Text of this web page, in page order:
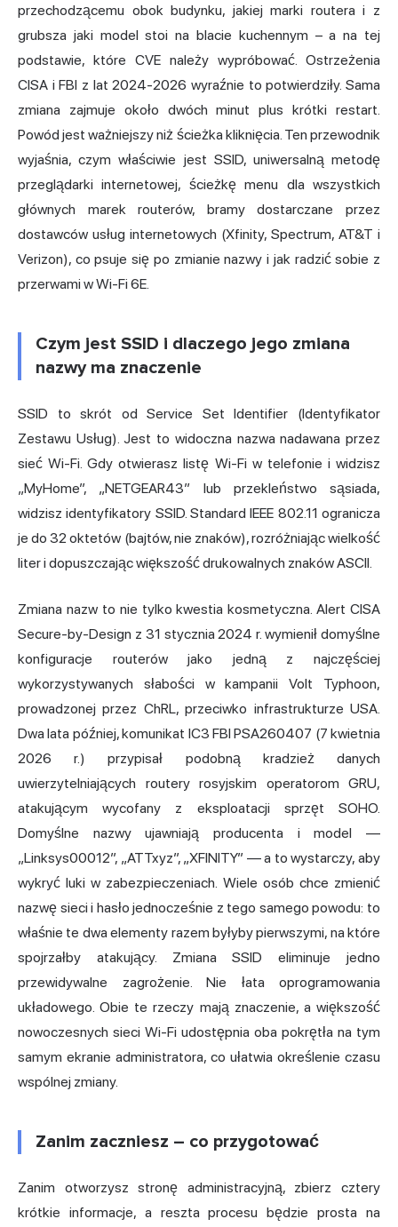
przechodzącemu obok budynku, jakiej marki routera i z
grubsza jaki model stoi na blacie kuchennym – a na tej
podstawie, które CVE należy wypróbować. Ostrzeżenia
CISA i FBI z lat 2024-2026 wyraźnie to potwierdziły. Sama
zmiana zajmuje około dwóch minut plus krótki restart.
Powód jest ważniejszy niż ścieżka kliknięcia. Ten przewodnik
wyjaśnia, czym właściwie jest SSID, uniwersalną metodę
przeglądarki internetowej, ścieżkę menu dla wszystkich
głównych marek routerów, bramy dostarczane przez
dostawców usług internetowych (Xfinity, Spectrum, AT&T i
Verizon), co psuje się po zmianie nazwy i jak radzić sobie z
przerwami w Wi-Fi 6E.
Czym jest SSID i dlaczego jego zmiana
nazwy ma znaczenie
SSID to skrót od Service Set Identifier (Identyfikator
Zestawu Usług). Jest to widoczna nazwa nadawana przez
sieć Wi-Fi. Gdy otwierasz listę Wi-Fi w telefonie i widzisz
„MyHome”, „NETGEAR43” lub przekleństwo sąsiada,
widzisz identyfikatory SSID. Standard IEEE 802.11 ogranicza
je do 32 oktetów (bajtów, nie znaków), rozróżniając wielkość
liter i dopuszczając większość drukowalnych znaków ASCII.
Zmiana nazw to nie tylko kwestia kosmetyczna. Alert CISA
Secure-by-Design z 31 stycznia 2024 r. wymienił domyślne
konfiguracje routerów jako jedną z najczęściej
wykorzystywanych słabości w kampanii Volt Typhoon,
prowadzonej przez ChRL, przeciwko infrastrukturze USA.
Dwa lata później, komunikat IC3 FBI PSA260407 (7 kwietnia
2026 r.) przypisał podobną kradzież danych
uwierzytelniających routery rosyjskim operatorom GRU,
atakującym wycofany z eksploatacji sprzęt SOHO.
Domyślne nazwy ujawniają producenta i model —
„Linksys00012”, „ATTxyz”, „XFINITY” — a to wystarczy, aby
wykryć luki w zabezpieczeniach. Wiele osób chce zmienić
nazwę sieci i hasło jednocześnie z tego samego powodu: to
właśnie te dwa elementy razem byłyby pierwszymi, na które
spojrzałby atakujący. Zmiana SSID eliminuje jedno
przewidywalne zagrożenie. Nie łata oprogramowania
układowego. Obie te rzeczy mają znaczenie, a większość
nowoczesnych sieci Wi-Fi udostępnia oba pokrętła na tym
samym ekranie administratora, co ułatwia określenie czasu
wspólnej zmiany.
Zanim zaczniesz – co przygotować
Zanim otworzysz stronę administracyjną, zbierz cztery
krótkie informacje, a reszta procesu będzie prosta na